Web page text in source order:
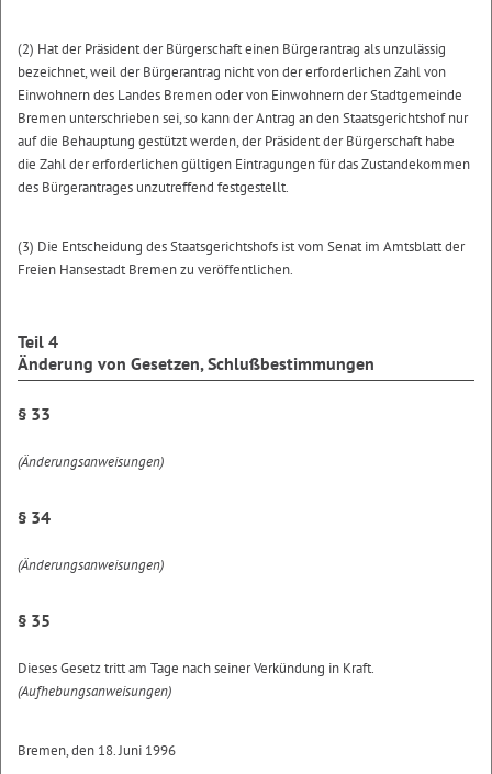
(2) Hat der Präsident der Bürgerschaft einen Bürgerantrag als unzulässig
bezeichnet, weil der Bürgerantrag nicht von der erforderlichen Zahl von
Einwohnern des Landes Bremen oder von Einwohnern der Stadtgemeinde
Bremen unterschrieben sei, so kann der Antrag an den Staatsgerichtshof nur
auf die Behauptung gestützt werden, der Präsident der Bürgerschaft habe
die Zahl der erforderlichen gültigen Eintragungen für das Zustandekommen
des Bürgerantrages unzutreffend festgestellt.
(3) Die Entscheidung des Staatsgerichtshofs ist vom Senat im Amtsblatt der
Freien Hansestadt Bremen zu veröffentlichen.
Teil 4
Änderung von Gesetzen, Schlußbestimmungen
§ 33
(Änderungsanweisungen)
§ 34
(Änderungsanweisungen)
§ 35
Dieses Gesetz tritt am Tage nach seiner Verkündung in Kraft.
(Aufhebungsanweisungen)
Bremen, den 18. Juni 1996